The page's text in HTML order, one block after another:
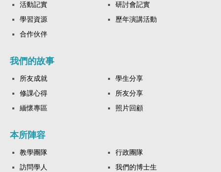
活動記實
研討會記實
學習資源
歷年演講活動
合作伙伴
我們的故事
所友成就
學生分享
修課心得
所友分享
緬懷專區
照片回顧
本所陣容
教學團隊
行政團隊
訪問學人
我們的博士生